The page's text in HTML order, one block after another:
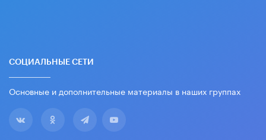
СОЦИАЛЬНЫЕ СЕТИ
Основные и дополнительные материалы в наших группах